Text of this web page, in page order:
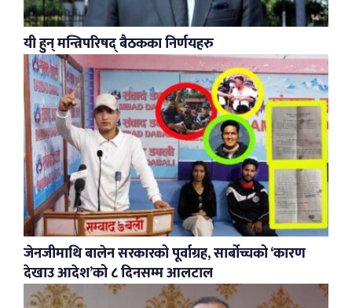
यी हुन् मन्त्रिपरिषद् बैठकका निर्णयहरु
जेनजीमाथि बालेन सरकारको पूर्वाग्रह, सार्बोच्चको ‘कारण
देखाउ आदेश’को ८ दिनसम्म आलटाल